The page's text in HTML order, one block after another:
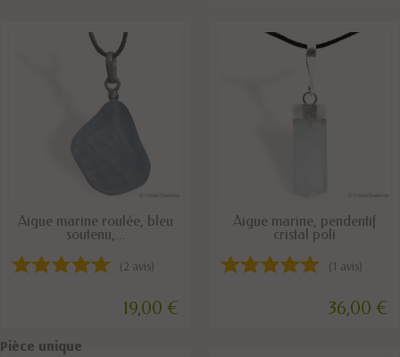
DISPONIBLE
Aigue marine roulée, bleu
soutenu,...
(2 avis)
19,00 €
DERNIERS ARTICLES EN STOCK
Aigue marine, pendentif
cristal poli
(1 avis)
36,00 €
Pièce unique
Pièce unique